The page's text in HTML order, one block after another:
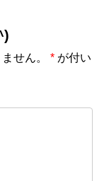
せん。 * が付い